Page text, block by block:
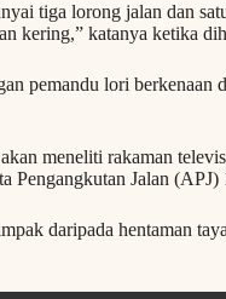
tiga lorong jalan dan
kering,” katanya ketika
pemandu lori berkenaan
meneliti rakaman
Pengangkutan Jalan (APJ)
daripada hentaman